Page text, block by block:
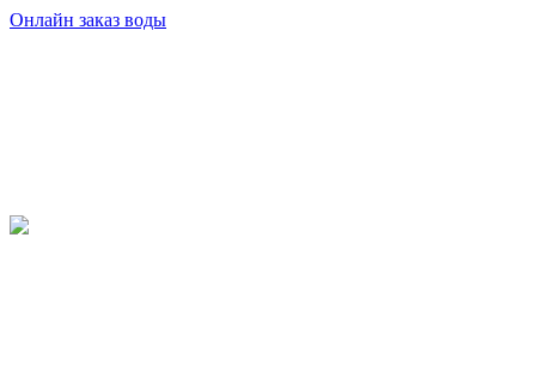
Онлайн заказ воды